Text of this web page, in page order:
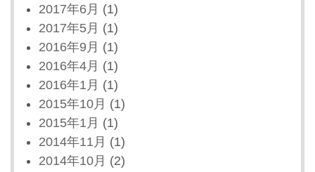
2017年6月 (1)
2017年5月 (1)
2016年9月 (1)
2016年4月 (1)
2016年1月 (1)
2015年10月 (1)
2015年1月 (1)
2014年11月 (1)
2014年10月 (2)